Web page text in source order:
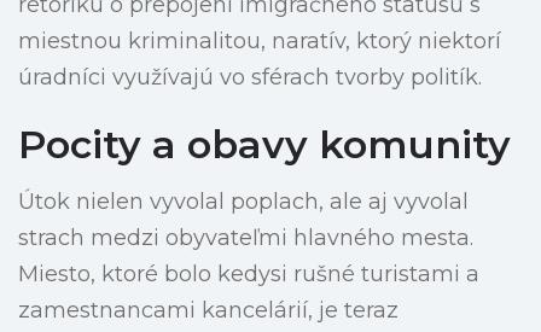
miestnou kriminalitou, naratív, ktorý niektorí
úradníci využívajú vo sférach tvorby politík.
Pocity a obavy komunity
Útok nielen vyvolal poplach, ale aj vyvolal
strach medzi obyvateľmi hlavného mesta.
Miesto, ktoré bolo kedysi rušné turistami a
zamestnancami kancelárií, je teraz